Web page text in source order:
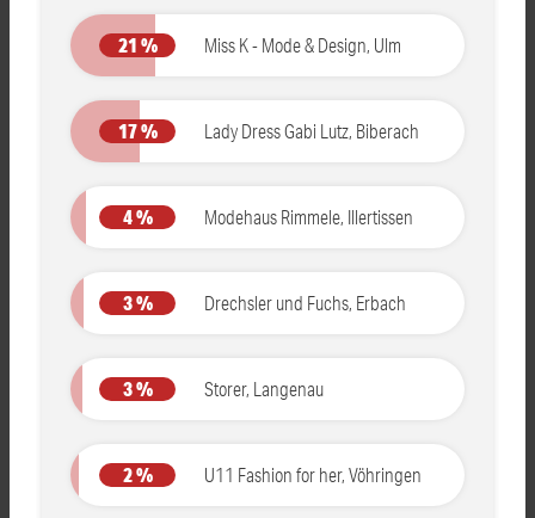
Miss K - Mode & Design, Ulm
21 %
Lady Dress Gabi Lutz, Biberach
17 %
Modehaus Rimmele, Illertissen
4 %
Drechsler und Fuchs, Erbach
3 %
Storer, Langenau
3 %
U11 Fashion for her, Vöhringen
2 %